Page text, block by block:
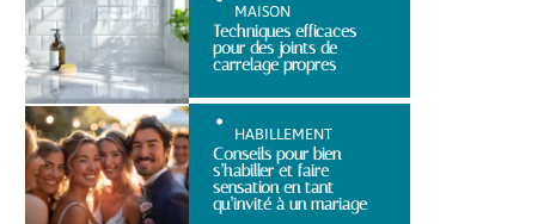
MAISON
Techniques efficaces
pour des joints de
carrelage propres
HABILLEMENT
Conseils pour bien
s’habiller et faire
sensation en tant
qu’invité à un mariage